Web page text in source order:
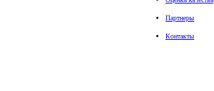
Партнеры
Контакты